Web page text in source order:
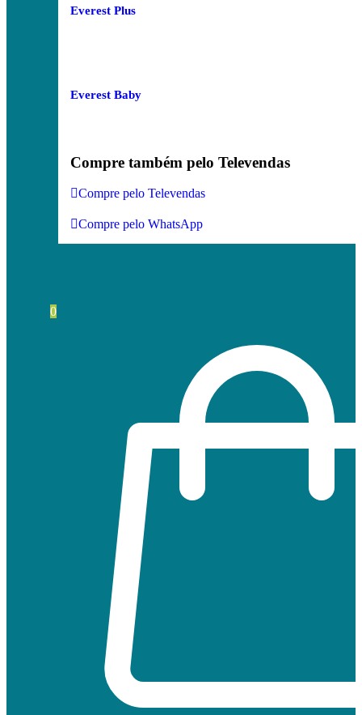
Everest Plus
Everest Baby
Compre também pelo Televendas
Compre pelo Televendas
Compre pelo WhatsApp
0